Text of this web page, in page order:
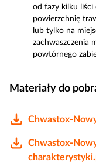
od fazy kilku liści
powierzchnię
lub tylko na
zachwaszczenia
powtórnego
Materiały do
Chwastox-
Chwastox-